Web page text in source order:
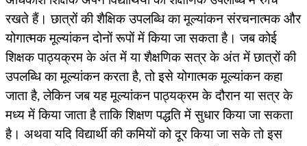
रखते हैं। छात्रों की शैक्षिक उपलब्धि का मूल्यांकन संरचनात्मक और
योगात्मक मूल्यांकन दोनों रूपों में किया जा सकता है। जब कोई
शिक्षक पाठ्यक्रम के अंत में या शैक्षणिक सत्र के अंत में छात्रों की
उपलब्धि का मूल्यांकन करता है, तो इसे योगात्मक मूल्यांकन कहा
जाता है, लेकिन जब यह मूल्यांकन पाठ्यक्रम के दौरान या सत्र के
मध्य में किया जाता है ताकि शिक्षण पद्धति में सुधार किया जा सकता
है। अथवा यदि विद्यार्थी की कमियों को दूर किया जा सके तो इस